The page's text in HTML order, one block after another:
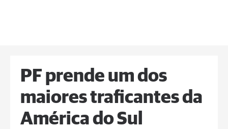
PF prende um dos
maiores traficantes da
América do Sul